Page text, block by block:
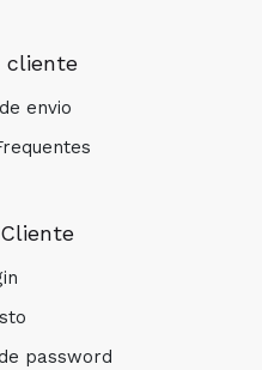
cliente
envio
password